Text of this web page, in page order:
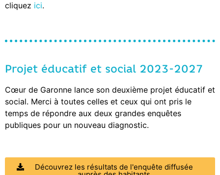
cliquez ici.
Projet éducatif et social 2023-2027
Cœur de Garonne lance son deuxième projet éducatif et
social. Merci à toutes celles et ceux qui ont pris le
temps de répondre aux deux grandes enquêtes
publiques pour un nouveau diagnostic.
Découvrez les résultats de l'enquête diffusée